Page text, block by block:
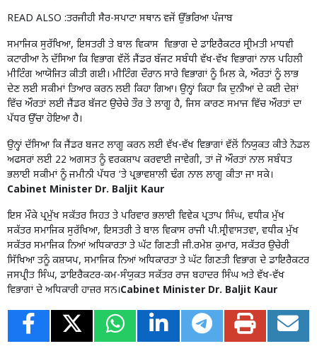
READ ALSO :ਤਰਜੀਹੀ ਸੈਰ-ਸਪਾਟਾ ਸਥਾਨ ਵਜੋਂ ਉੱਭਰਿਆ ਪੰਜਾਬ
ਸਮਾਜਿਕ ਸੁਰੱਖਿਆ, ਇਸਤਰੀ ਤੇ ਬਾਲ ਵਿਕਾਸ ਵਿਭਾਗ ਦੇ ਡਾਇਰੈਕਟਰ ਸ੍ਰੀਮਤੀ ਮਾਧਵੀ
ਕਟਾਰੀਆ ਨੇ ਦੱਸਿਆ ਕਿ ਵਿਭਾਗ ਵੱਲੋਂ ਜੈਂਡਰ ਬੱਜਟ ਸਬੰਧੀ ਵੱਖ-ਵੱਖ ਵਿਭਾਗਾਂ ਨਾਲ ਪਹਿਲੀ
ਮੀਟਿੰਗ ਆਯੋਜਿਤ ਕੀਤੀ ਗਈ। ਮੀਟਿੰਗ ਦੌਰਾਨ ਸਾਰੇ ਵਿਭਾਗਾਂ ਨੂੰ ਮਿਲ ਕੇ, ਔਰਤਾਂ ਨੂੰ ਲਾਭ
ਦੇਣ ਲਈ ਸਕੀਮਾਂ ਤਿਆਰ ਕਰਨ ਲਈ ਕਿਹਾ ਗਿਆ। ਉਨ੍ਹਾਂ ਕਿਹਾ ਕਿ ਦੁਨੀਆਂ ਦੇ ਕਈ ਦੇਸ਼ਾਂ
ਵਿੱਚ ਔਰਤਾਂ ਲਈ ਜੈਂਡਰ ਬੱਜਟ ਉਚੇਚੇ ਤੌਰ ਤੇ ਲਾਗੂ ਹੈ, ਜਿਸ ਕਾਰਣ ਸਮਾਜ ਵਿੱਚ ਔਰਤਾਂ ਦਾ
ਪੱਧਰ ਉੱਚਾ ਹੋਇਆ ਹੈ।
ਉਨ੍ਹਾਂ ਦੱਸਿਆ ਕਿ ਜੈਂਡਰ ਬਜਟ ਲਾਗੂ ਕਰਨ ਲਈ ਵੱਖ-ਵੱਖ ਵਿਭਾਗਾਂ ਵੱਲੋਂ ਨਿਯੁਕਤ ਕੀਤੇ ਨੋਡਲ
ਅਫਸਰਾਂ ਲਈ 22 ਅਗਸਤ ਨੂੰ ਵਰਕਸ਼ਾਪ ਕਰਵਾਈ ਜਾਵੇਗੀ, ਤਾਂ ਜੋ ਔਰਤਾਂ ਨਾਲ ਸਬੰਧਤ
ਭਲਾਈ ਸਕੀਮਾਂ ਨੂੰ ਜਮੀਨੀ ਪੱਧਰ ‘ਤੇ ਪ੍ਰਭਾਵਸ਼ਾਲੀ ਢੰਗ ਨਾਲ ਲਾਗੂ ਕੀਤਾ ਜਾ ਸਕੇ।
Cabinet Minister Dr. Baljit Kaur
ਇਸ ਮੌਕੇ ਪ੍ਰਮੁੱਖ ਸਕੱਤਰ ਸਿਹਤ ਤੇ ਪਰਿਵਾਰ ਭਲਾਈ ਵਿਵੇਕ ਪ੍ਰਤਾਪ ਸਿੰਘ, ਵਧੀਕ ਮੁੱਖ
ਸਕੱਤਰ ਸਮਾਜਿਕ ਸੁਰੱਖਿਆ, ਇਸਤਰੀ ਤੇ ਬਾਲ ਵਿਕਾਸ ਰਾਜੀ ਪੀ.ਸ੍ਰੀਵਾਸਤਵਾ, ਵਧੀਕ ਮੁੱਖ
ਸਕੱਤਰ ਸਮਾਜਿਕ ਨਿਆਂ ਅਧਿਕਾਰਤਾ ਤੇ ਘੱਟ ਗਿਣਤੀ ਜੀ.ਰਮੇਸ਼ ਕੁਮਾਰ, ਸਕੱਤਰ ਉਚੇਰੀ
ਸਿੱਖਿਆ ਤਨੂੰ ਕਸ਼ਯਪ, ਸਮਾਜਿਕ ਨਿਆਂ ਅਧਿਕਾਰਤਾ ਤੇ ਘੱਟ ਗਿਣਤੀ ਵਿਭਾਗ ਦੇ ਡਾਇਰੈਕਟਰ
ਜਸਪ੍ਰੀਤ ਸਿੰਘ, ਡਾਇਰੈਕਟਰ-ਕਮ-ਸੰਯੁਕਤ ਸਕੱਤਰ ਰਾਜ ਬਹਾਦਰ ਸਿੰਘ ਅਤੇ ਵੱਖ-ਵੱਖ
ਵਿਭਾਗਾਂ ਦੇ ਅਧਿਕਾਰੀ ਹਾਜ਼ਰ ਸਨ।Cabinet Minister Dr. Baljit Kaur